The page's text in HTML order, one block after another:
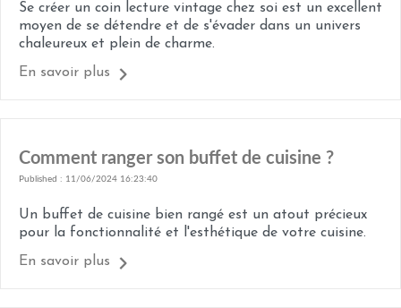
Se créer un coin lecture vintage chez soi est un excellent
moyen de se détendre et de s'évader dans un univers
chaleureux et plein de charme.
En savoir plus
Comment ranger son buffet de cuisine ?
Published : 11/06/2024 16:23:40
Un buffet de cuisine bien rangé est un atout précieux
pour la fonctionnalité et l'esthétique de votre cuisine.
En savoir plus